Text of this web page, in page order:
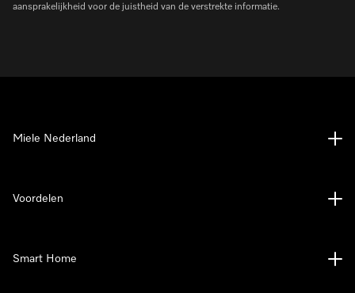
aansprakelijkheid voor de juistheid van de verstrekte informatie.
Miele Nederland
Voordelen
Smart Home